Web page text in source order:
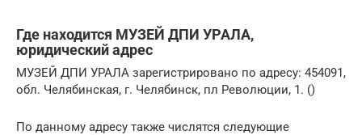
Где находится МУЗЕЙ ДПИ УРАЛА,
юридический адрес
МУЗЕЙ ДПИ УРАЛА зарегистрировано по адресу: 454091,
обл. Челябинская, г. Челябинск, пл Революции, 1. ()
По данному адресу также числятся следующие